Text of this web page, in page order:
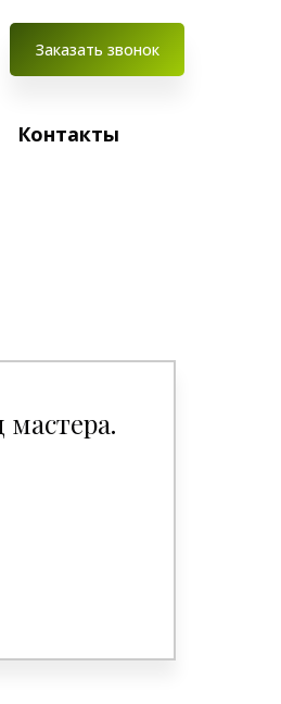
Заказать звонок
Контакты